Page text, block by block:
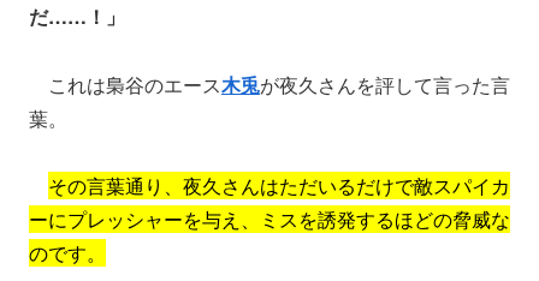
だ……！」
これは梟谷のエース木兎が夜久さんを評して言った言
葉。
その言葉通り、夜久さんはただいるだけで敵スパイカ
ーにプレッシャーを与え、ミスを誘発するほどの脅威な
のです。